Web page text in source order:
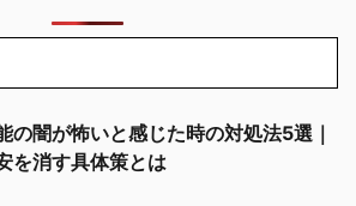
の闇が怖いと感じた時の対処法5選｜
を消す具体策とは